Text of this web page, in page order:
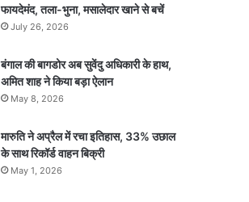
फायदेमंद, तला-भुना, मसालेदार खाने से बचें
July 26, 2026
बंगाल की बागडोर अब सुवेंदु अधिकारी के हाथ,
अमित शाह ने किया बड़ा ऐलान
May 8, 2026
मारुति ने अप्रैल में रचा इतिहास, 33% उछाल
के साथ रिकॉर्ड वाहन बिक्री
May 1, 2026